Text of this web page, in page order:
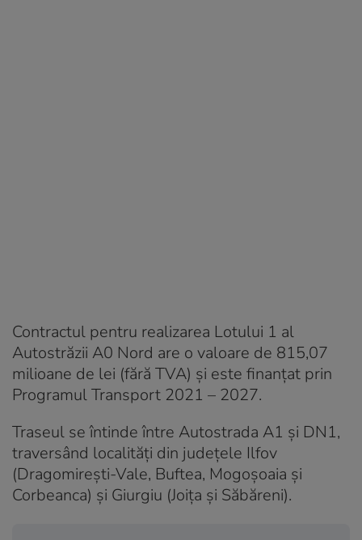
Contractul pentru realizarea Lotului 1 al
Autostrăzii A0 Nord are o valoare de 815,07
milioane de lei (fără TVA) și este finanțat prin
Programul Transport 2021 – 2027.
Traseul se întinde între Autostrada A1 și DN1,
traversând localități din județele Ilfov
(Dragomirești-Vale, Buftea, Mogoșoaia și
Corbeanca) și Giurgiu (Joița și Săbăreni).